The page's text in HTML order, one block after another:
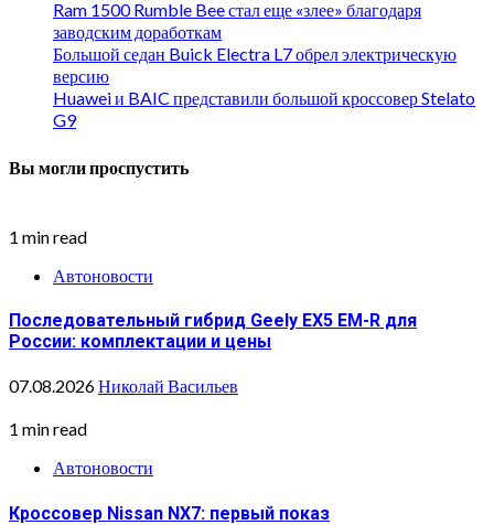
Ram 1500 Rumble Bee стал еще «злее» благодаря
заводским доработкам
Большой седан Buick Electra L7 обрел электрическую
версию
Huawei и BAIC представили большой кроссовер Stelato
G9
Вы могли проспустить
1 min read
Автоновости
Последовательный гибрид Geely EX5 EM-R для
России: комплектации и цены
07.08.2026Николай Васильев
1 min read
Автоновости
Кроссовер Nissan NX7: первый показ